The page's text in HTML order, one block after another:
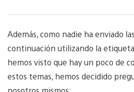
Además, como nadie ha enviado
continuación utilizando la
hemos visto que hay un poco de
estos temas, hemos decidido